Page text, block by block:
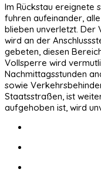
Im Rückstau ereignete
fuhren aufeinander,
blieben unverletzt. Der
wird an der
gebeten, diesen
Vollsperre wird
Nachmittagsstunden
sowie
Staatsstraßen, ist
aufgehoben ist, wird